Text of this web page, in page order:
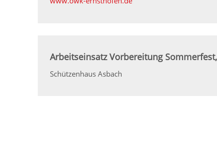
Arbeitseinsatz Vorbereitung
Schützenhaus Asbach